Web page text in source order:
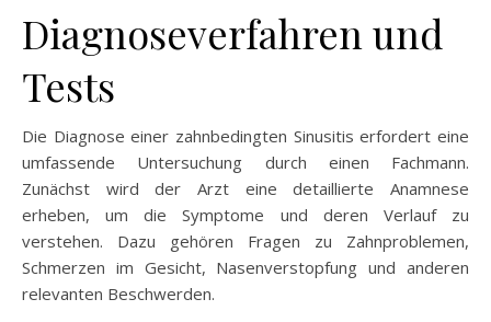
Diagnoseverfahren und
Tests
Die Diagnose einer zahnbedingten Sinusitis erfordert eine
umfassende Untersuchung durch einen Fachmann.
Zunächst wird der Arzt eine detaillierte Anamnese
erheben, um die Symptome und deren Verlauf zu
verstehen. Dazu gehören Fragen zu Zahnproblemen,
Schmerzen im Gesicht, Nasenverstopfung und anderen
relevanten Beschwerden.